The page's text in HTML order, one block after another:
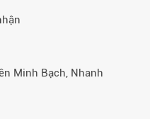
Minh Bạch, Nhanh